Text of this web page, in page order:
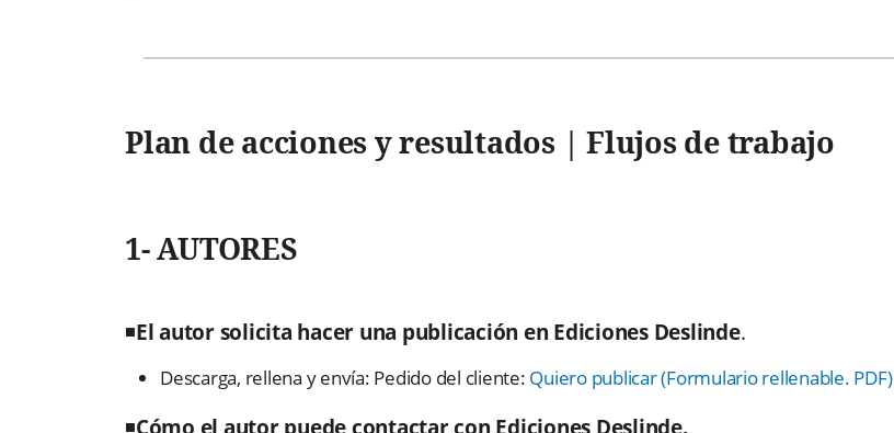
Plan de acciones y resultados | Flujos de trabajo
1- AUTORES
◾El autor solicita hacer una publicación en Ediciones Deslinde.
Descarga, rellena y envía: Pedido del cliente: Quiero publicar (Formulario rellenable. PDF)